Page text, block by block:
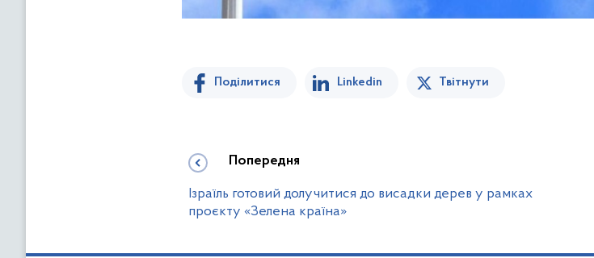
Поділитися Linkedin Твітнути
Попередня
Ізраїль готовий долучитися до висадки дерев у рамках
проєкту «Зелена країна»